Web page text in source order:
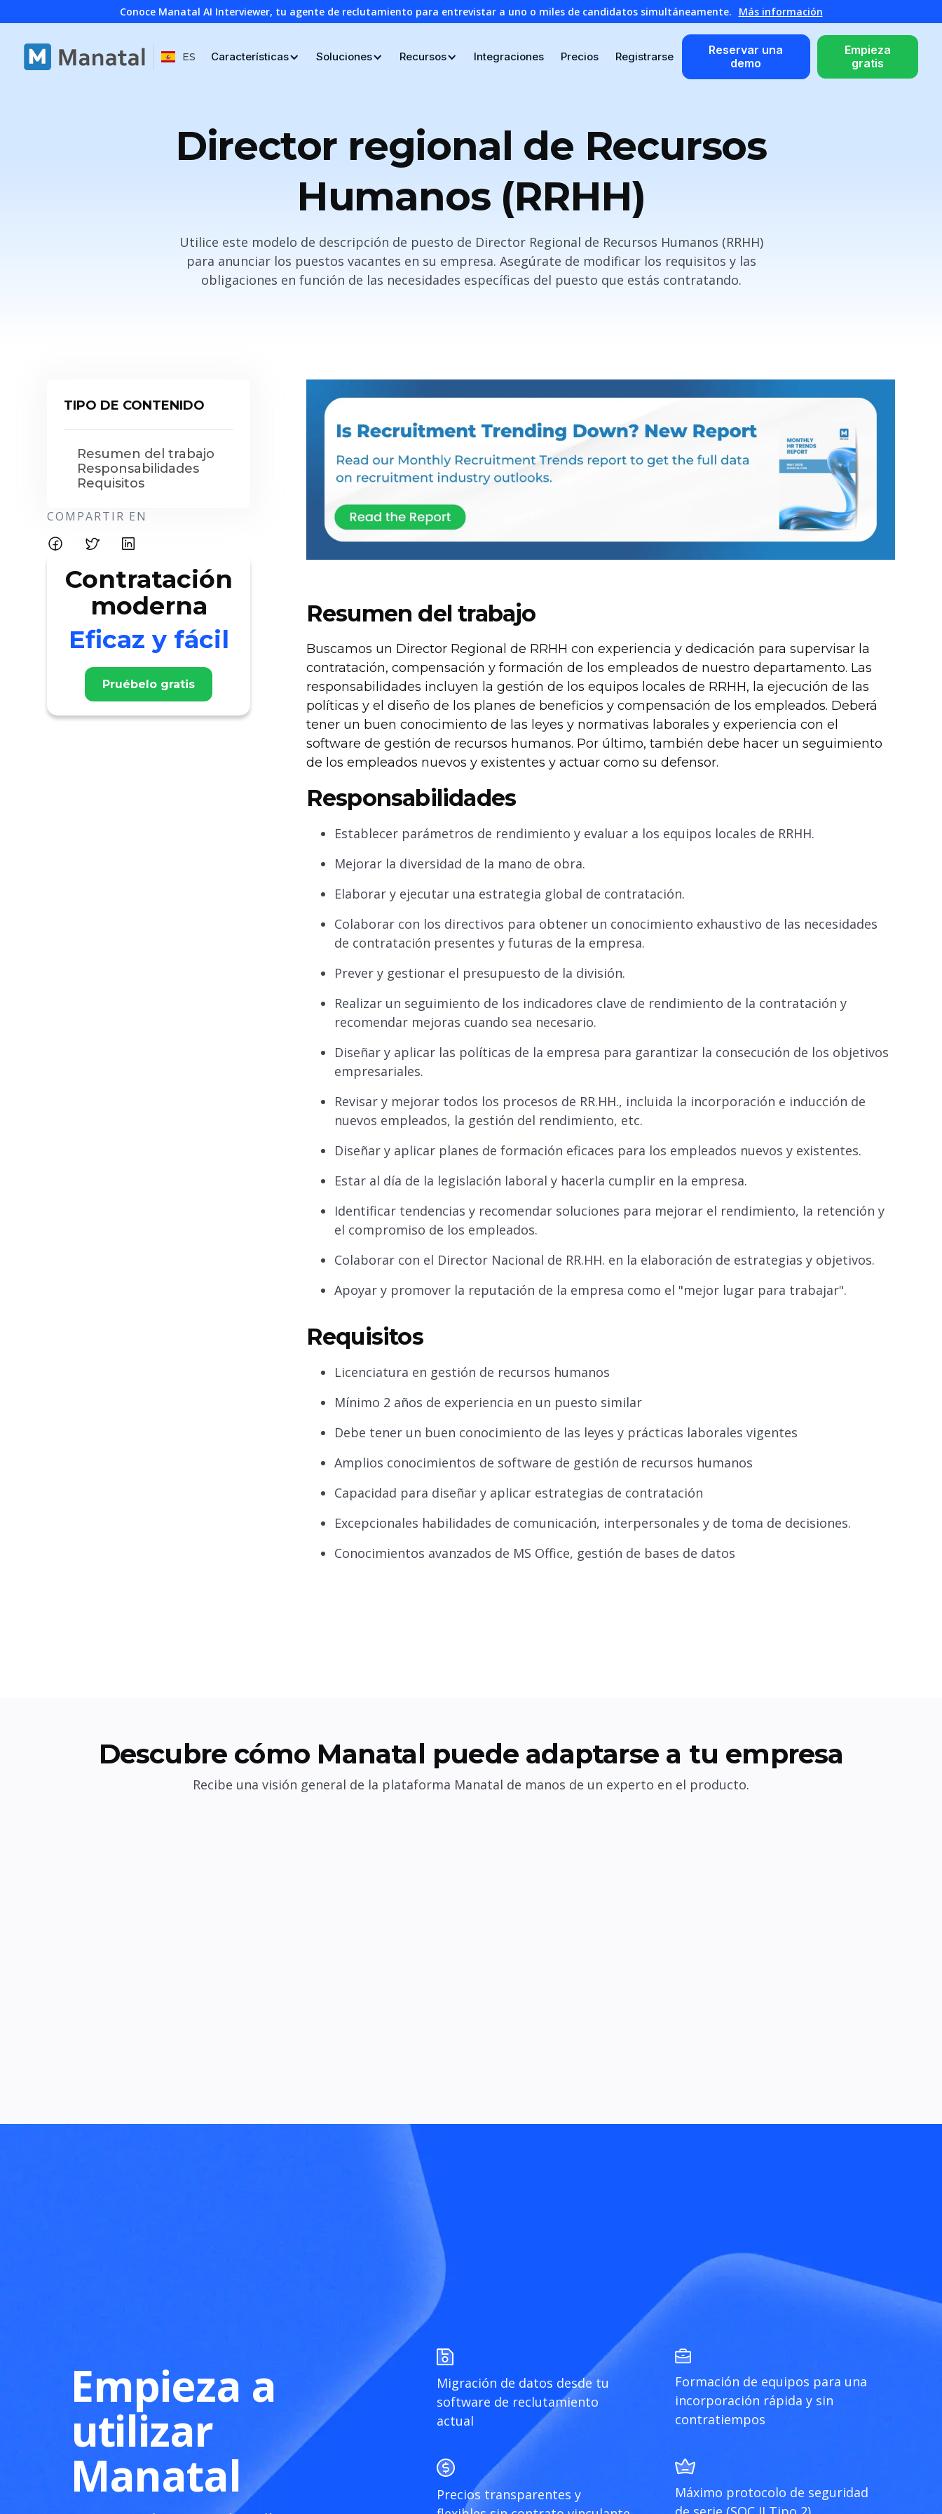
Conoce Manatal AI Interviewer, tu agente de reclutamiento para entrevistar a uno o miles de candidatos simultáneamente. Más información
ES Características Soluciones Recursos Integraciones Precios Registrarse
Reservar una
demo
Empieza
gratis
Director regional de Recursos
Humanos (RRHH)
Utilice este modelo de descripción de puesto de Director Regional de Recursos Humanos (RRHH)
para anunciar los puestos vacantes en su empresa. Asegúrate de modificar los requisitos y las
obligaciones en función de las necesidades específicas del puesto que estás contratando.
TIPO DE CONTENIDO
Resumen del trabajo
Responsabilidades
Requisitos
COMPARTIR EN
Contratación
moderna
Eficaz y fácil
Pruébelo gratis
Resumen del trabajo
Buscamos un Director Regional de RRHH con experiencia y dedicación para supervisar la
contratación, compensación y formación de los empleados de nuestro departamento. Las
responsabilidades incluyen la gestión de los equipos locales de RRHH, la ejecución de las
políticas y el diseño de los planes de beneficios y compensación de los empleados. Deberá
tener un buen conocimiento de las leyes y normativas laborales y experiencia con el
software de gestión de recursos humanos. Por último, también debe hacer un seguimiento
de los empleados nuevos y existentes y actuar como su defensor.
Responsabilidades
Establecer parámetros de rendimiento y evaluar a los equipos locales de RRHH.
Mejorar la diversidad de la mano de obra.
Elaborar y ejecutar una estrategia global de contratación.
Colaborar con los directivos para obtener un conocimiento exhaustivo de las necesidades
de contratación presentes y futuras de la empresa.
Prever y gestionar el presupuesto de la división.
Realizar un seguimiento de los indicadores clave de rendimiento de la contratación y
recomendar mejoras cuando sea necesario.
Diseñar y aplicar las políticas de la empresa para garantizar la consecución de los objetivos
empresariales.
Revisar y mejorar todos los procesos de RR.HH., incluida la incorporación e inducción de
nuevos empleados, la gestión del rendimiento, etc.
Diseñar y aplicar planes de formación eficaces para los empleados nuevos y existentes.
Estar al día de la legislación laboral y hacerla cumplir en la empresa.
Identificar tendencias y recomendar soluciones para mejorar el rendimiento, la retención y
el compromiso de los empleados.
Colaborar con el Director Nacional de RR.HH. en la elaboración de estrategias y objetivos.
Apoyar y promover la reputación de la empresa como el "mejor lugar para trabajar".
Requisitos
Licenciatura en gestión de recursos humanos
Mínimo 2 años de experiencia en un puesto similar
Debe tener un buen conocimiento de las leyes y prácticas laborales vigentes
Amplios conocimientos de software de gestión de recursos humanos
Capacidad para diseñar y aplicar estrategias de contratación
Excepcionales habilidades de comunicación, interpersonales y de toma de decisiones.
Conocimientos avanzados de MS Office, gestión de bases de datos
Descubre cómo Manatal puede adaptarse a tu empresa
Recibe una visión general de la plataforma Manatal de manos de un experto en el producto.
Empieza a
utilizar
Manatal
Migración de datos desde tu
software de reclutamiento
actual
Formación de equipos para una
incorporación rápida y sin
contratiempos
Precios transparentes y
Máximo protocolo de seguridad